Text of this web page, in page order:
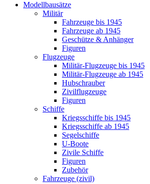
Modellbausätze
Militär
Fahrzeuge bis 1945
Fahrzeuge ab 1945
Geschütze & Anhänger
Figuren
Flugzeuge
Militär-Flugzeuge bis 1945
Militär-Flugzeuge ab 1945
Hubschrauber
Zivilflugzeuge
Figuren
Schiffe
Kriegsschiffe bis 1945
Kriegsschiffe ab 1945
Segelschiffe
U-Boote
Zivile Schiffe
Figuren
Zubehör
Fahrzeuge (zivil)